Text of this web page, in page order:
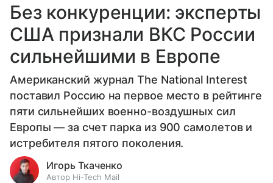
Без конкуренции: эксперты
США признали ВКС России
сильнейшими в Европе
Американский журнал The National Interest
поставил Россию на первое место в рейтинге
пяти сильнейших военно-воздушных сил
Европы — за счет парка из 900 самолетов и
истребителя пятого поколения.
Игорь Ткаченко
Автор Hi-Tech Mail